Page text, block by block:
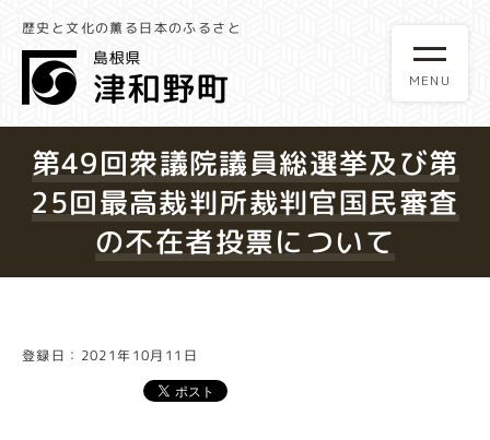
歴史と文化の薫る日本のふるさと
第49回衆議院議員総選挙及び第
25回最高裁判所裁判官国民審査
の不在者投票について
登録日：2021年10月11日